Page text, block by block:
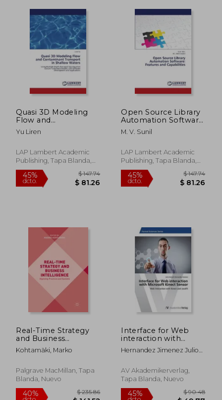
dcto. $ 68.32 dcto. $
45%
dcto.
45%
dcto. $
Quasi 3D Modeling
Flow and
Contaminant
Transport in Shallow
Yu Liren
LAP Lambert Academic
Publishing, Tapa Blanda,
Nuevo
Open Source Library
Automation Software:
Features and
Capabilities
M. V. Sunil
LAP Lambert Academic
Publishing, Tapa Blanda,
Nuevo
Real-Time Strategy
and Business
Intelligence:
Digitizing Practices
Inglés)
Kohtamäki, Marko
Palgrave MacMillan, Tapa
Blanda, Nuevo
Interface for Web
interaction with
Microsoft Kinect
Sensor
Hernandez Jimenez Julio
AV Akademikerverlag,
Tapa Blanda, Nuevo